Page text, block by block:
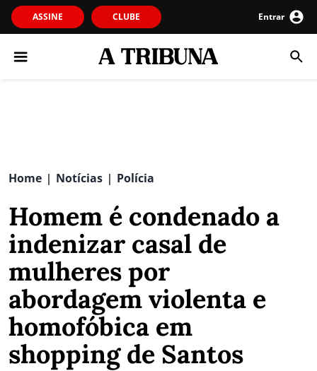
ASSINE CLUBE Entrar
Home | Notícias | Polícia
Homem é condenado a
indenizar casal de
mulheres por
abordagem violenta e
homofóbica em
shopping de Santos